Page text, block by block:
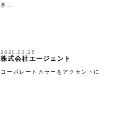
き…
2020.03.25
株式会社エージェント
コーポレートカラーをアクセントに